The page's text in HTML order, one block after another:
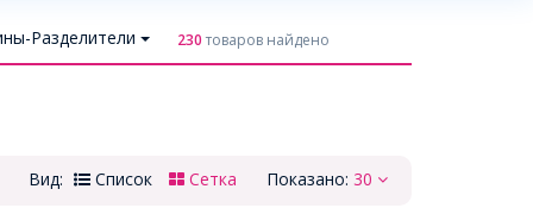
Разделители 230товаров найдено
Показано: 30
Вид: Список Сетка